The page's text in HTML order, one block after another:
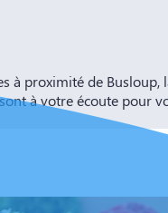
à proximité de
à votre écoute pour